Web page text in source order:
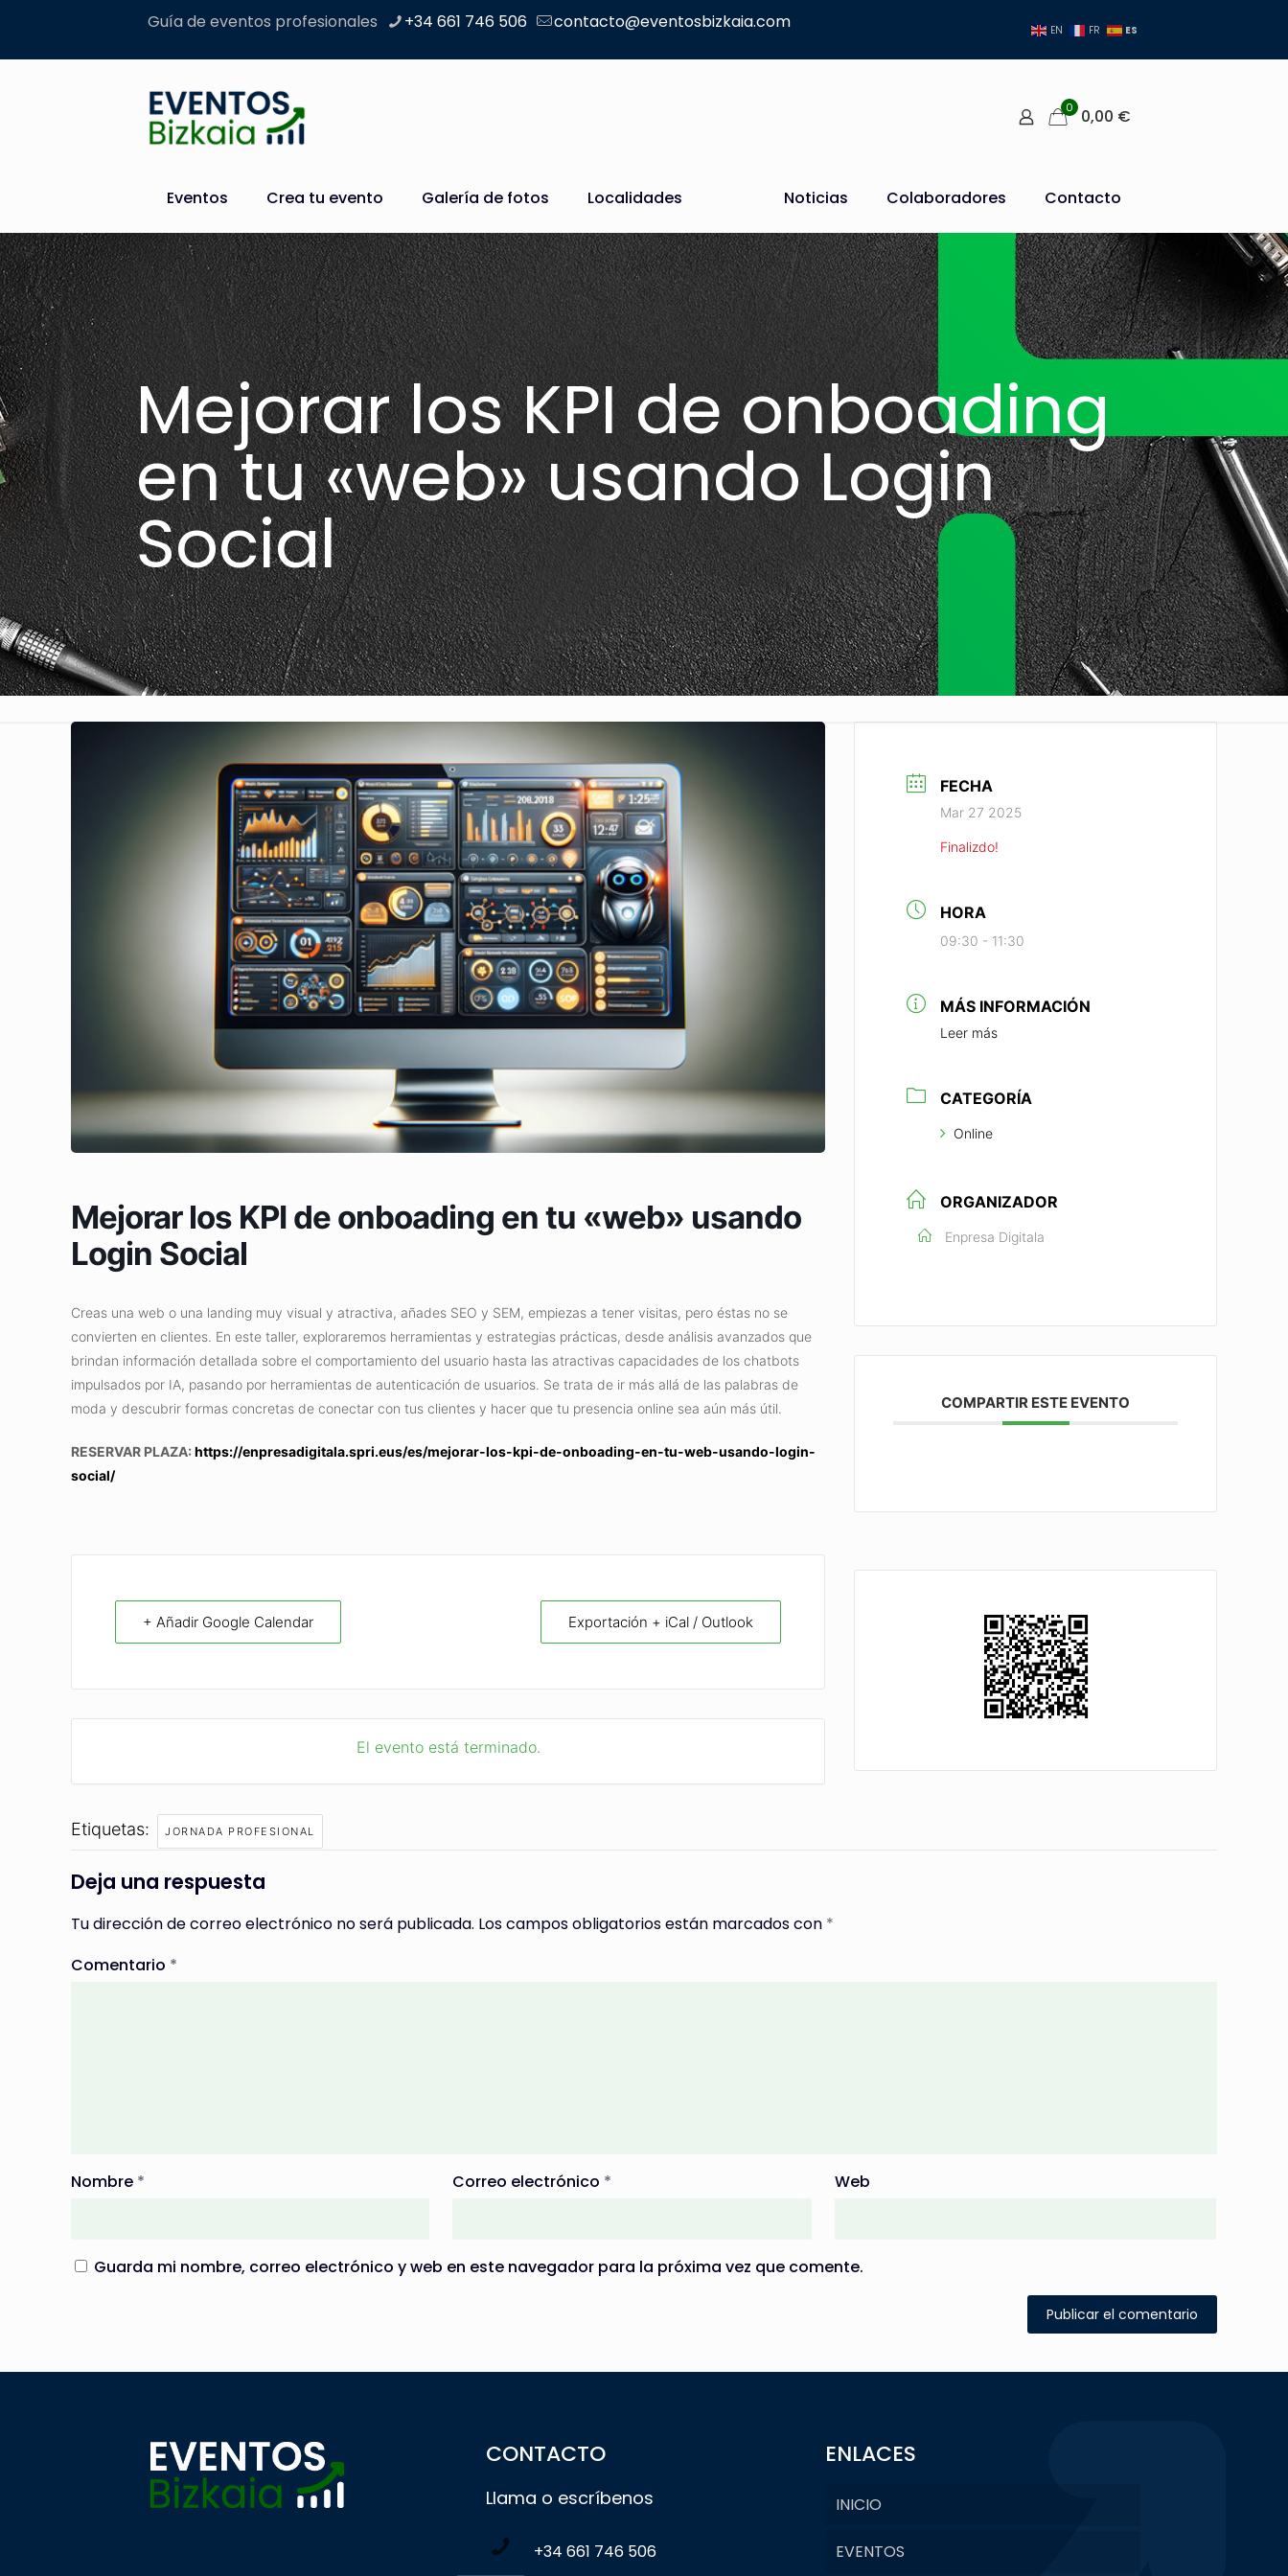
Guía de eventos profesionales +34 661 746 506 contacto@eventosbizkaia.com EN FR ES
0 0,00 €
Eventos Crea tu evento Galería de fotos Localidades Noticias Colaboradores Contacto
Mejorar los KPI de onboading
en tu «web» usando Login
Social
Mejorar los KPI de onboading en tu «web» usando
Login Social
Creas una web o una landing muy visual y atractiva, añades SEO y SEM, empiezas a tener visitas, pero éstas no se
convierten en clientes. En este taller, exploraremos herramientas y estrategias prácticas, desde análisis avanzados que
brindan información detallada sobre el comportamiento del usuario hasta las atractivas capacidades de los chatbots
impulsados por IA, pasando por herramientas de autenticación de usuarios. Se trata de ir más allá de las palabras de
moda y descubrir formas concretas de conectar con tus clientes y hacer que tu presencia online sea aún más útil.
RESERVAR PLAZA:https://enpresadigitala.spri.eus/es/mejorar-los-kpi-de-onboading-en-tu-web-usando-login-
social/
+ Añadir Google Calendar Exportación + iCal / Outlook
El evento está terminado.
Etiquetas: JORNADA PROFESIONAL
FECHA
Mar 27 2025
Finalizdo!
HORA
09:30 - 11:30
MÁS INFORMACIÓN
Leer más
CATEGORÍA
Online
ORGANIZADOR
Enpresa Digitala
COMPARTIR ESTE EVENTO
Deja una respuesta
Tu dirección de correo electrónico no será publicada. Los campos obligatorios están marcados con *
Comentario *
Nombre * Correo electrónico * Web
Guarda mi nombre, correo electrónico y web en este navegador para la próxima vez que comente.
CONTACTO
Llama o escríbenos
+34 661 746 506
ENLACES
INICIO
EVENTOS